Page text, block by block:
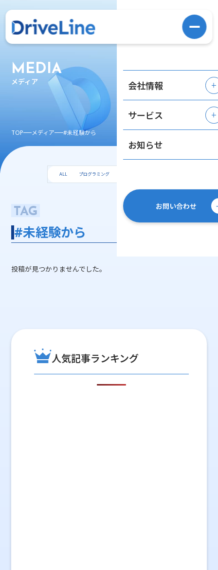
会社情報
サービス
お知らせ
お問い合わせ
MEDIA
メディア
TOP メディア #未経験から
ALL プログラミング
TAG
#未経験から
投稿が見つかりませんでした。
人気記事ランキング